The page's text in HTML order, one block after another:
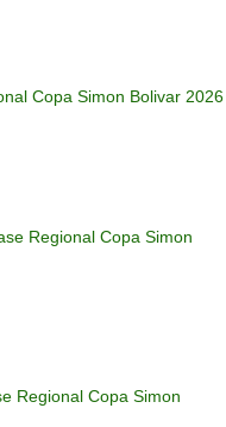
Copa Simon Bolivar 2026
Regional Copa Simon
Regional Copa Simon